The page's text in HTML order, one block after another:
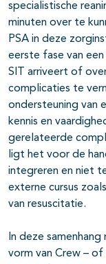
specialistische
minuten over te
PSA in deze
eerste fase van
SIT arriveert of
complicaties te
ondersteuning van
kennis en
gerelateerde
ligt het voor de
integreren en niet
externe cursus
van resuscitatie.
In deze
vorm van Crew – of